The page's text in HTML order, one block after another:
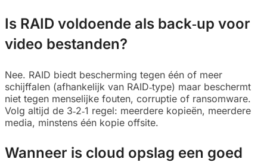
Is RAID voldoende als back‑up voor
video bestanden?
Nee. RAID biedt bescherming tegen één of meer
schijffalen (afhankelijk van RAID‑type) maar beschermt
niet tegen menselijke fouten, corruptie of ransomware.
Volg altijd de 3‑2‑1 regel: meerdere kopieën, meerdere
media, minstens één kopie offsite.
Wanneer is cloud opslag een goed